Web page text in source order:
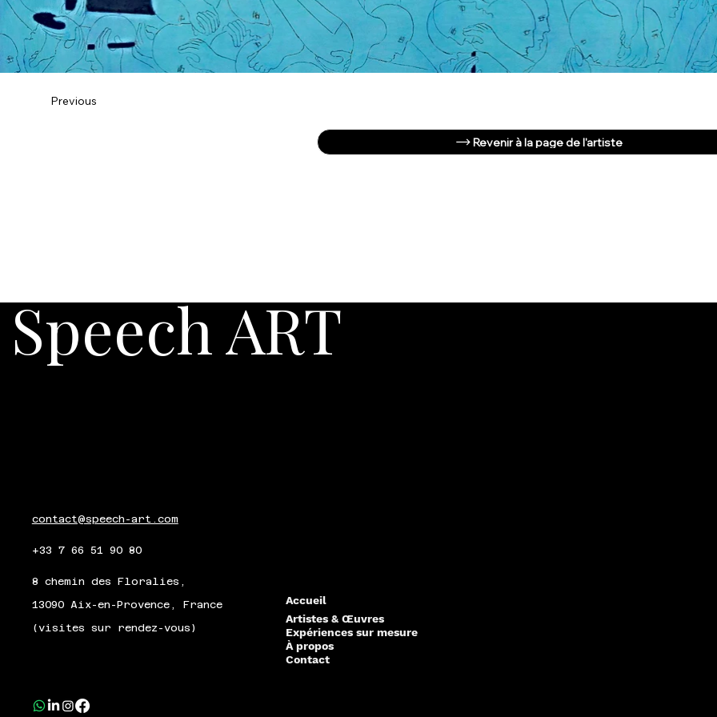
Previous
Revenir à la page de l'artiste
Speech ART
contact@speech-art.com
+33 7 66 51 90 80
8 chemin des Floralies,
13090 Aix-en-Provence, France
(visites sur rendez-vous)
Accueil
Artistes & Œuvres
Expériences sur mesure
À propos
Contact